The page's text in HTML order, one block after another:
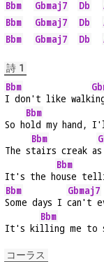
Bbm
Gbmaj7 Db
Bbm
Gbmaj7 Db
Bbm
Gbmaj7 Db
詩 1
Bbm
I don't like walk
So h
Bbm
old my hand,
The s
Bbm
tairs creak a
It's the h
Bbm
ouse
Bbm
Some days I
Gbmaj7
can't
It's ki
Bbm
lling me to
コーラス